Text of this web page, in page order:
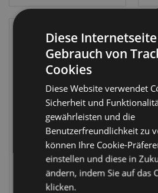
Jamaica Rasta
Solar Pal
Wackelfigur
FF68
Diese
Gebrauch von
Cookies
Diese Website verwendet
Sicherheit und
gewährleisten und die
Benutzerfreundlichkeit zu
können Ihre Cookie-
einstellen und diese in
ändern, indem Sie auf das
klicken.